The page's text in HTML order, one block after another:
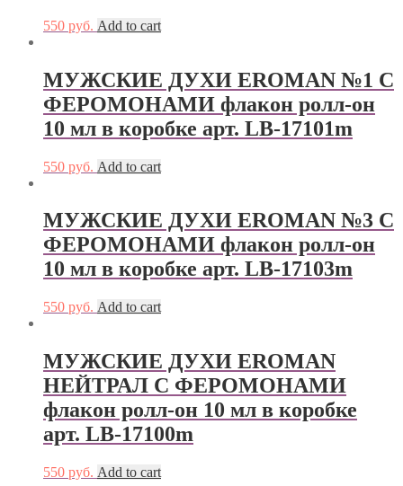
550 руб. Add to cart
МУЖСКИЕ ДУХИ EROMAN №1 С
ФЕРОМОНАМИ флакон ролл-он
10 мл в коробке арт. LB-17101m
550 руб. Add to cart
МУЖСКИЕ ДУХИ EROMAN №3 С
ФЕРОМОНАМИ флакон ролл-он
10 мл в коробке арт. LB-17103m
550 руб. Add to cart
МУЖСКИЕ ДУХИ EROMAN
НЕЙТРАЛ С ФЕРОМОНАМИ
флакон ролл-он 10 мл в коробке
арт. LB-17100m
550 руб. Add to cart